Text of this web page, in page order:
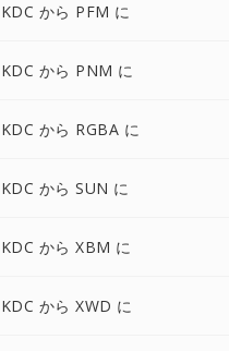
KDC から PFM に
KDC から PNM に
KDC から RGBA に
KDC から SUN に
KDC から XBM に
KDC から XWD に